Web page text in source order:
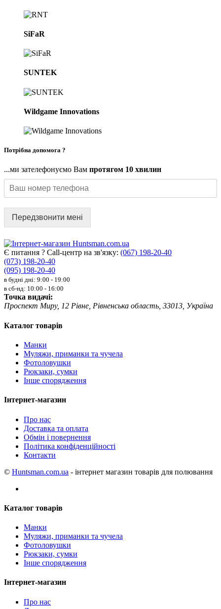
SiFaR
SUNTEK
Wildgame Innovations
Потрібна допомога ?
...ми зателефонуємо Вам протягом 10 хвилин
Передзвонити мені
Є питання ? Call-центр на зв'язку: (067) 198-20-40
(073) 198-20-40
(095) 198-20-40
в будні дні: 9:00 - 19:00
в сб-нд: 10:00 - 16:00
Точка видачі:
Проспект Миру, 12 Рівне, Рівненська область, 33013, Україна
Каталог товарів
Манки
Муляжи, приманки та чучела
Фотоловушки
Рюкзаки, сумки
Інше спорядження
Інтернет-магазин
Про нас
Доставка та оплата
Обмін і повернення
Політика конфіденційності
Контакти
© Huntsman.com.ua - інтернет магазин товарів для полювання
Каталог товарів
Манки
Муляжи, приманки та чучела
Фотоловушки
Рюкзаки, сумки
Інше спорядження
Інтернет-магазин
Про нас